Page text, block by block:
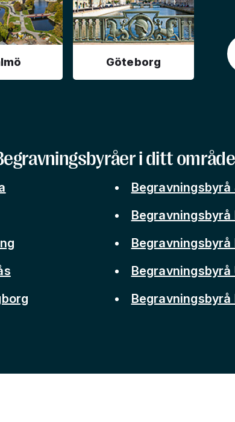
Göteborg
i ditt område
Begravningsbyrå
Begravningsbyrå
Begravningsbyrå
Begravningsbyrå
Begravningsbyrå